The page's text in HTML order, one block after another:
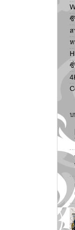
ซี
ส
ห
ซี่
บ